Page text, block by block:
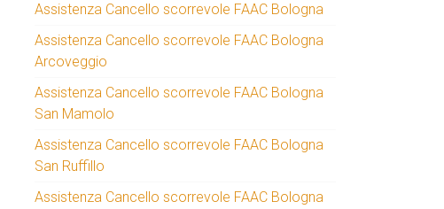
Assistenza Cancello scorrevole FAAC Bologna
Assistenza Cancello scorrevole FAAC Bologna
Arcoveggio
Assistenza Cancello scorrevole FAAC Bologna
San Mamolo
Assistenza Cancello scorrevole FAAC Bologna
San Ruffillo
Assistenza Cancello scorrevole FAAC Bologna